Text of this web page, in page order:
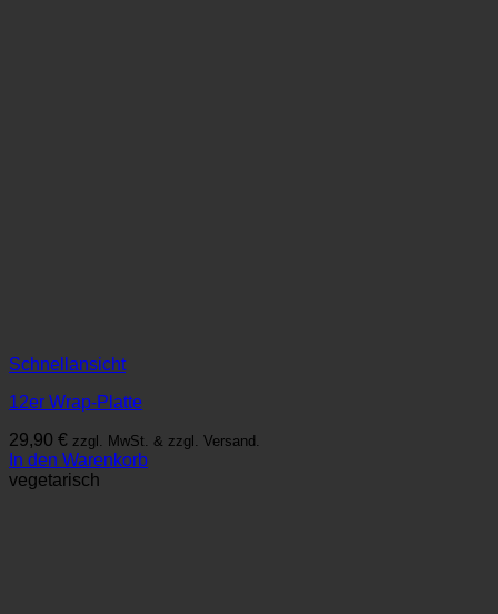
Schnellansicht
12er Wrap-Platte
29,90 € zzgl. MwSt. & zzgl. Versand.
In den Warenkorb
vegetarisch